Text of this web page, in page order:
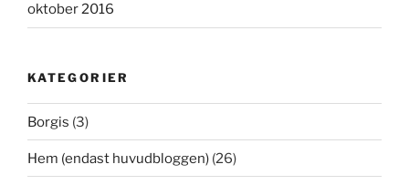
oktober 2016
KATEGORIER
Borgis (3)
Hem (endast huvudbloggen) (26)